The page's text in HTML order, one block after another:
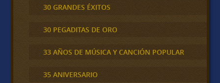
30 GRANDES ÉXITOS
30 PEGADITAS DE ORO
33 AÑOS DE MÚSICA Y CANCIÓN POPULAR
35 ANIVERSARIO